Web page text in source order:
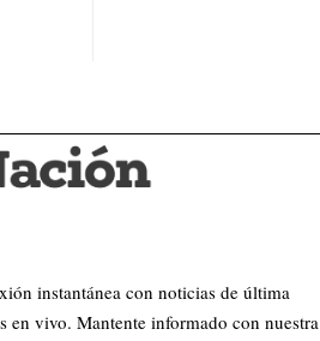
instantánea con noticias de última
en vivo. Mantente informado con nuestra